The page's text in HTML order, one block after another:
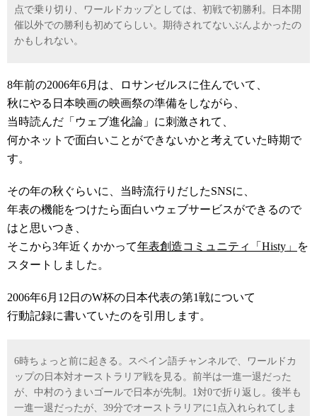
点で乗り切り、ワールドカップとしては、初戦で初勝利。日本開
催以外での勝利も初めてらしい。期待されてないぶんよかったの
かもしれない。
8年前の2006年6月は、ロサンゼルスに住んでいて、
秋にやる日本映画の映画祭の準備をしながら、
当時読んだ「ウェブ進化論」に刺激されて、
何かネットで面白いことができないかと考えていた時期で
す。
その年の秋ぐらいに、当時流行りだしたSNSに、
年表の機能をつけたら面白いウェブサービスができるので
はと思いつき、
そこから3年近くかかって年表創造コミュニティ「Histy」
を
スタートしました。
2006年6月12日のW杯の日本代表の第1戦について
行動記録に書いていたのを引用します。
6時ちょっと前に起きる。スペイン語チャンネルで、ワールドカ
ップの日本対オーストラリア戦を見る。前半は一進一退だった
が、中村のうまいゴールで日本が先制。1対0で折り返し。後半も
一進一退だったが、39分でオーストラリアに1点入れられてしま